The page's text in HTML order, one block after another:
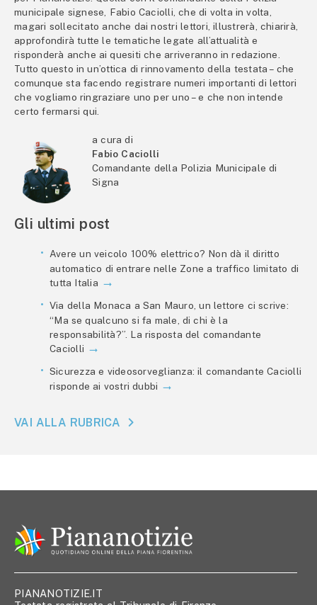
municipale signese, Fabio Caciolli, che di volta in volta,
magari sollecitato anche dai nostri lettori, illustrerà, chiarirà,
approfondirà tutte le tematiche legate all’attualità e
risponderà anche ai quesiti che arriveranno in redazione.
Tutto questo in un’ottica di rinnovamento della testata – che
comunque sta facendo registrare numeri importanti di lettori
che vogliamo ringraziare uno per uno – e che non intende
certo fermarsi qui.
a cura di
Fabio Caciolli
Comandante della Polizia Municipale di
Signa
Gli ultimi post
Avere un veicolo 100% elettrico? Non dà il diritto
automatico di entrare nelle Zone a traffico limitato di
tutta Italia
Via della Monaca a San Mauro, un lettore ci scrive:
“Ma se qualcuno si fa male, di chi è la
responsabilità?”. La risposta del comandante
Caciolli
Sicurezza e videosorveglianza: il comandante Caciolli
risponde ai vostri dubbi
VAI ALLA RUBRICA
PIANANOTIZIE.IT